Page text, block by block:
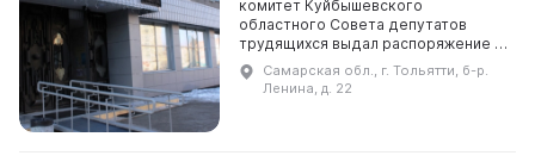
комитет Куйбышевского
областного Совета депутатов
трудящихся выдал распоряжение о
перебазировании музея
краеведения из г. Жигулевска в г.
Тольятти. Это был первоначальный
Самарская обл., г. Тольятти, б-р.
Ленина, д. 22